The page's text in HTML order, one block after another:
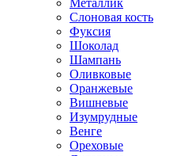
Металлик
Слоновая кость
Фуксия
Шоколад
Шампань
Оливковые
Оранжевые
Вишневые
Изумрудные
Венге
Ореховые